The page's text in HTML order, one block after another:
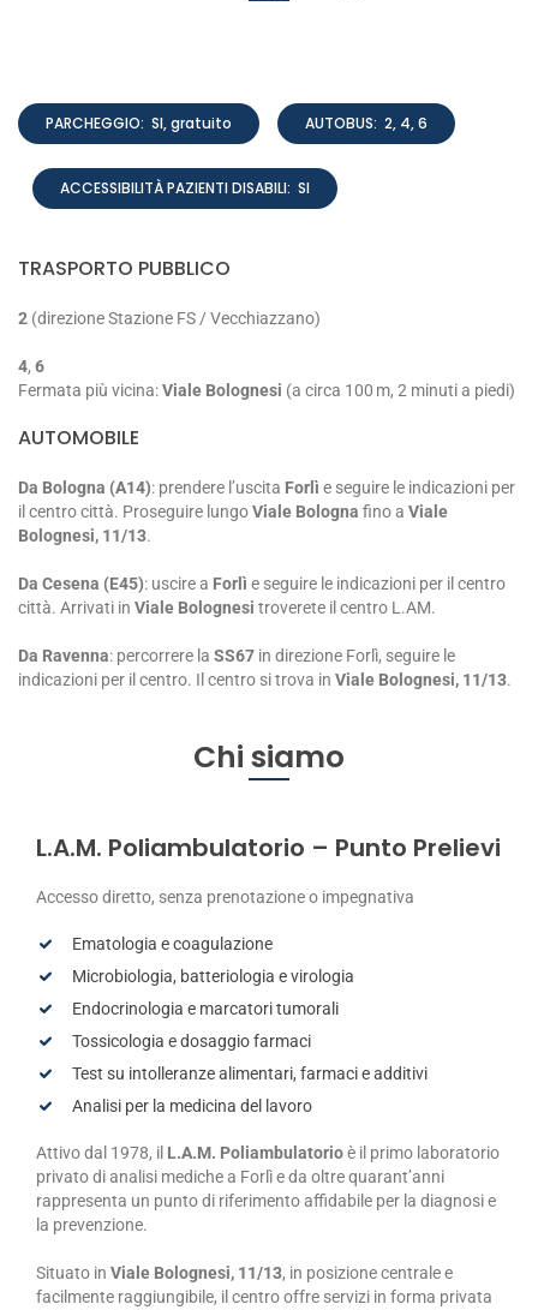
PARCHEGGIO: SI, gratuito AUTOBUS: 2, 4, 6
ACCESSIBILITÀ PAZIENTI DISABILI: SI
TRASPORTO PUBBLICO
2 (direzione Stazione FS / Vecchiazzano)
4, 6
Fermata più vicina:Viale Bolognesi (a circa 100 m, 2 minuti a piedi)
AUTOMOBILE
Da Bologna (A14): prendere l’uscita Forlì e seguire le indicazioni per
il centro città. Proseguire lungoViale Bologna fino a Viale
Bolognesi, 11/13.
Da Cesena (E45): uscire a Forlì e seguire le indicazioni per il centro
città. Arrivati in Viale Bolognesi troverete il centro L.AM.
Da Ravenna: percorrere la SS67 in direzione Forlì, seguire le
indicazioni per il centro. Il centro si trova in Viale Bolognesi, 11/13.
Chi siamo
L.A.M. Poliambulatorio – Punto Prelievi
Accesso diretto, senza prenotazione o impegnativa
Ematologia e coagulazione
Microbiologia, batteriologia e virologia
Endocrinologia e marcatori tumorali
Tossicologia e dosaggio farmaci
Test su intolleranze alimentari, farmaci e additivi
Analisi per la medicina del lavoro
Attivo dal 1978, il L.A.M. Poliambulatorioè il primo laboratorio
privato di analisi mediche a Forlì e da oltre quarant’anni
rappresenta un punto di riferimento affidabile per la diagnosi e
la prevenzione.
Situato in Viale Bolognesi, 11/13, in posizione centrale e
facilmente raggiungibile, il centro offre servizi in forma privata